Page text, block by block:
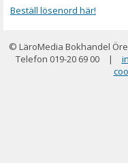
Beställ lösenord här!
© LäroMedia Bokhandel
Telefon 019-20 69 00
|